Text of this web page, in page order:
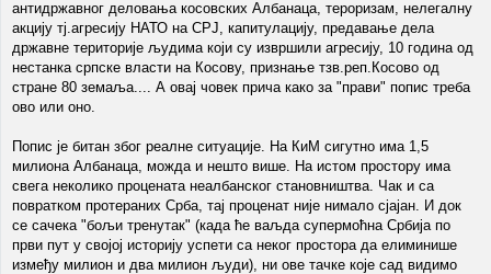
антидржавног деловања косовских Албанаца, тероризам, нелегалну
акцију тј.агресију НАТО на СРЈ, капитулацију, предавање дела
државне територије људима који су извршили агресију, 10 година од
нестанка српске власти на Косову, признање тзв.реп.Косово од
стране 80 земаља.... А овај човек прича како за "прави" попис треба
ово или оно.
Попис је битан због реалне ситуације. На КиМ сигутно има 1,5
милиона Албанаца, можда и нешто више. На истом простору има
свега неколико процената неалбанског становништва. Чак и са
повратком протераних Срба, тај проценат није нимало сјајан. И док
се сачека "бољи тренутак" (када ће ваљда супермоћна Србија по
први пут у својој историју успети са неког простора да елиминише
између милион и два милион људи), ни ове тачке које сад видимо